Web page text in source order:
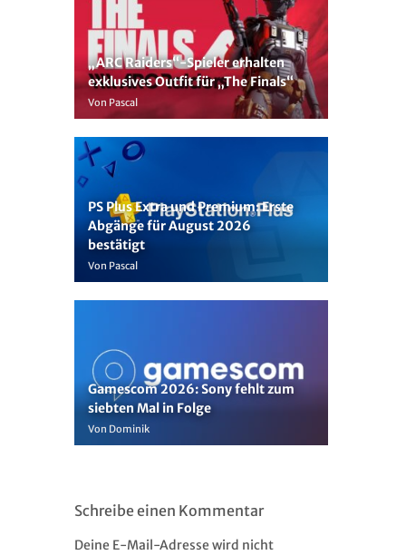
„ARC Raiders“-Spieler erhalten
exklusives Outfit für „The Finals“
Von Pascal
PS Plus Extra und Premium: Erste
Abgänge für August 2026
bestätigt
Von Pascal
Gamescom 2026: Sony fehlt zum
siebten Mal in Folge
Von Dominik
Schreibe einen Kommentar
Deine E-Mail-Adresse wird nicht